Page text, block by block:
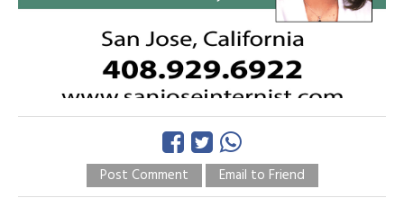
Post Comment Email to Friend